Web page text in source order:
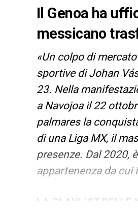
Il Genoa ha
messicano
«Un colpo di
sportive di Johan
23. Nella
a Navojoa il 22
palmares la
di una Liga MX, il
presenze. Dal 2020,
appartenenza da cui
LA PLAYLIST DELLE